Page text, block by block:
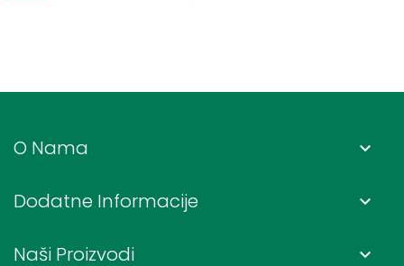
O Nama keyboard_arrow_down
Dodatne Informacije keyboard_arrow_down
Naši Proizvodi keyboard_arrow_down